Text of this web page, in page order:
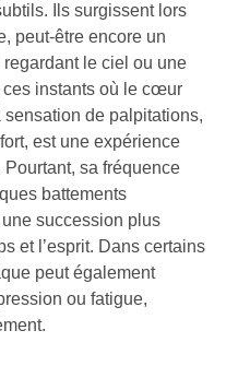
Ils surgissent lors
peut-être encore un
le ciel ou une
ces instants où le cœur
de palpitations,
est une expérience
sa fréquence
battements
succession plus
et l’esprit. Dans certains
peut également
ou fatigue,